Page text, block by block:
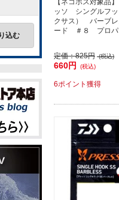
【ネコポス対象品
ッソ シングルフ
クサス） バーブ
ード ＃８ プロパ
定価：825円 (税込)
660円 (税込)
6ポイント獲得
込む